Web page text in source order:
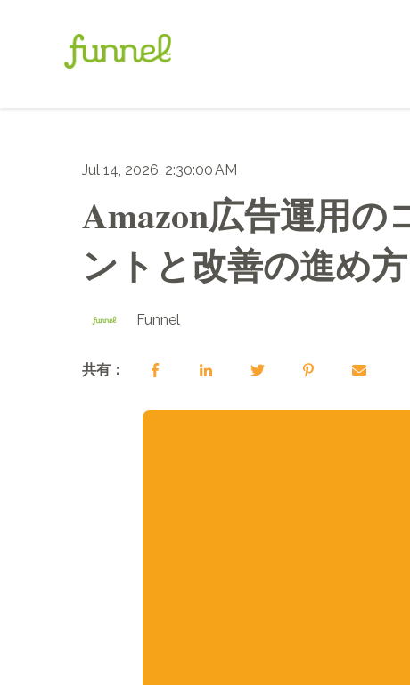
Jul 14, 2026, 2:30:00 AM
Amazon広告運用の
ントと改善の進め方
Funnel
共有：